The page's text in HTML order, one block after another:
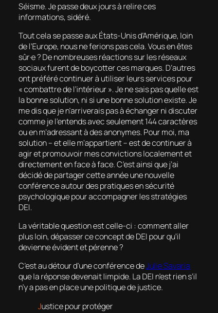
Séisme. Je passe deux jours à relire ces
informations, sidéré.
Tout cela se passe aux États-Unis d’Amérique, loin
de l’Europe, nous ne ferions pas cela. Vous en êtes
sûr·e ? De nombreuses réactions sur les réseaux
sociaux furent de boycotter ces marques. D’autres
ont préféré continuer à utiliser leurs services pour
« combattre de l’intérieur ». Je ne sais pas quelle est
la bonne solution, ni si une bonne solution existe. Je
me dis que je n’arriverais pas à échanger ni discuter
comme je l’entends avec seulement 144 caractères
ou en m’adressant à des anonymes. Pour moi, ma
solution – et elle m’appartient – est de continuer à
agir et promouvoir mes convictions localement et
directement en face à face. C’est ainsi que j’ai
décidé de partager cette année une nouvelle
conférence autour des pratiques en sécurité
psychologique pour accompagner les stratégies
DEI.
La véritable question est celle-ci : comment aller
plus loin, dépasser ce concept de DEI pour qu’il
devienne évident et pérenne ?
C’est au détour d’une conférence deJulie Savaria
que la réponse devenait limpide. La DEI n’est rien s’il
n’y a pas en place une politique de justice.
Justice pour protéger